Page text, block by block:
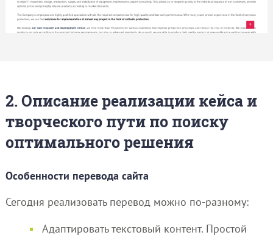
2. Описание реализации кейса и
творческого пути по поиску
оптимального решения
Особенности перевода сайта
Сегодня реализовать перевод можно по-разному:
Адаптировать текстовый контент. Простой